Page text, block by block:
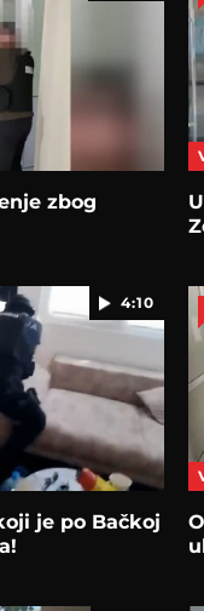
zbog
4:10
je po Bačkoj